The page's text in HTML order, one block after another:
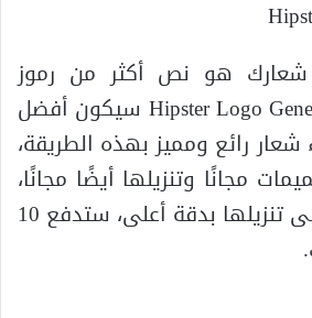
شعارك هو نص أكثر من رموز
وأشكال، فإن Hipster Logo Generator سيكون أفضل
رائع ومميز بهذه الطريقة،
مجانًا وتنزيلها أيضًا مجانًا،
ولكن متى تحتاج إلى تنزيلها بدقة أعلى، ستدفع 10